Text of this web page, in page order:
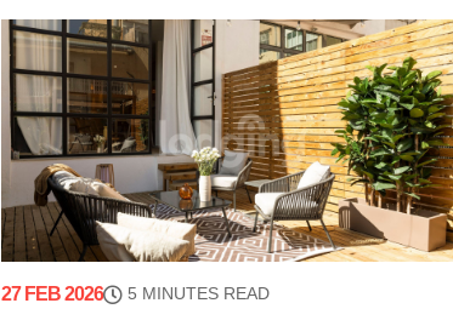
27 FEB 2026 5 MINUTES READ